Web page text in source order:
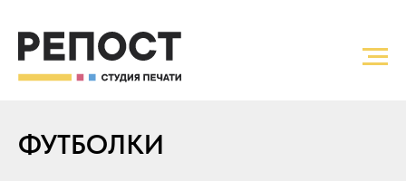
ФУТБОЛКИ